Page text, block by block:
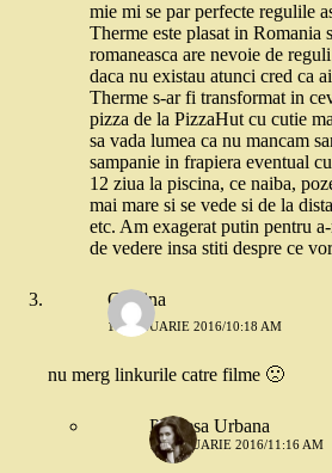
mie mi se par perfecte regulile
Therme este plasat in Romania
romaneasca are nevoie de
daca nu existau atunci cred ca
Therme s-ar fi transformat in
pizza de la PizzaHut cu cutie
sa vada lumea ca nu mancam
sampanie in frapiera eventual
12 ziua la piscina, ce naiba,
mai mare si se vede si de la
etc. Am exagerat putin pentru
de vedere insa stiti despre ce
Cristina
14 IANUARIE 2016/10:18 AM
nu merg linkurile catre filme 🙁
Printesa Urbana
14 IANUARIE 2016/11:16 AM